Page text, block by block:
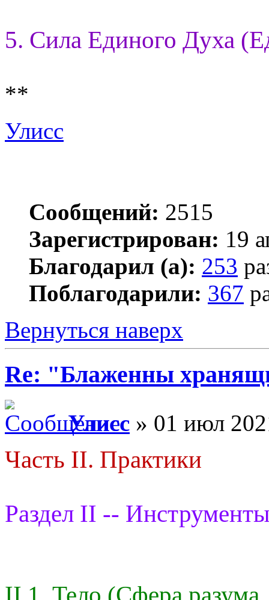
5. Сила Единого Духа
**
Улисс
Сообщений: 2515
Зарегистрирован: 19
Благодарил (а): 253
Поблагодарили: 367
Вернуться наверх
Re: "Блаженны
Улисс » 01 июл
Часть II. Практики
Раздел II --